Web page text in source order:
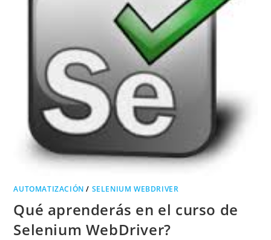
AUTOMATIZACIÓN / SELENIUM WEBDRIVER
Qué aprenderás en el curso de
Selenium WebDriver?